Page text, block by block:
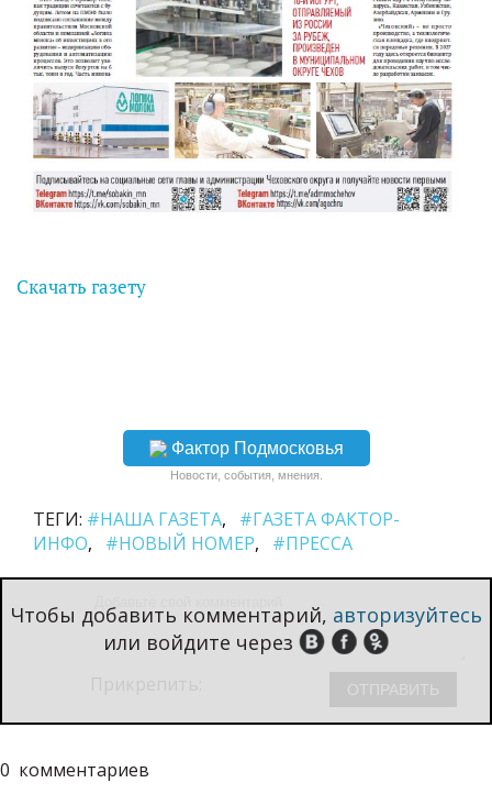
Скачать газету
Фактор Подмосковья
Новости, события, мнения.
ТЕГИ: #НАША ГАЗЕТА
#ГАЗЕТА ФАКТОР-
ИНФО
#НОВЫЙ НОМЕР #ПРЕССА
Чтобы добавить комментарий, авторизуйтесь
или войдите через
0 комментариев